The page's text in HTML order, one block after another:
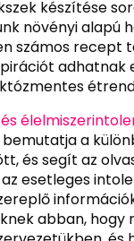
készítése
növényi alapú
számos recept
adhatnak
a
és segít az
esetleges
abban, hogy